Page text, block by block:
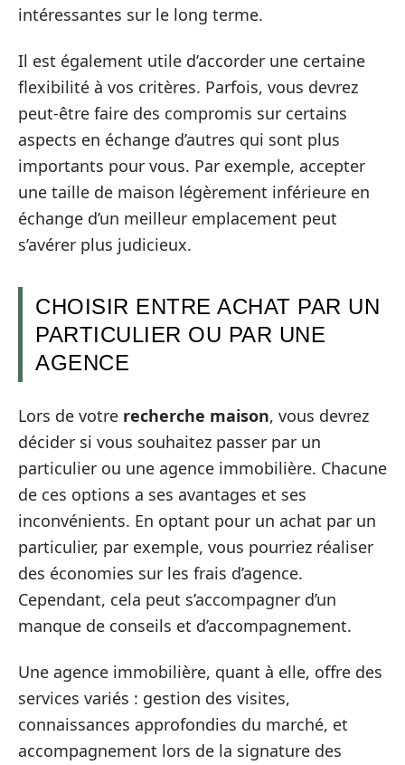
intéressantes sur le long terme.
Il est également utile d’accorder une certaine
flexibilité à vos critères. Parfois, vous devrez
peut-être faire des compromis sur certains
aspects en échange d’autres qui sont plus
importants pour vous. Par exemple, accepter
une taille de maison légèrement inférieure en
échange d’un meilleur emplacement peut
s’avérer plus judicieux.
CHOISIR ENTRE ACHAT PAR UN
PARTICULIER OU PAR UNE
AGENCE
Lors de votre recherche maison, vous devrez
décider si vous souhaitez passer par un
particulier ou une agence immobilière. Chacune
de ces options a ses avantages et ses
inconvénients. En optant pour un achat par un
particulier, par exemple, vous pourriez réaliser
des économies sur les frais d’agence.
Cependant, cela peut s’accompagner d’un
manque de conseils et d’accompagnement.
Une agence immobilière, quant à elle, offre des
services variés : gestion des visites,
connaissances approfondies du marché, et
accompagnement lors de la signature des